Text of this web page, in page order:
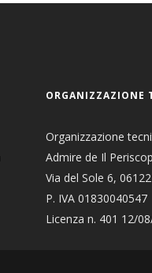
ORGANIZZAZIONE
Organizzazione
Admire de Il
Via del Sole 6,
P. IVA 01830040547
Licenza n. 401 12/